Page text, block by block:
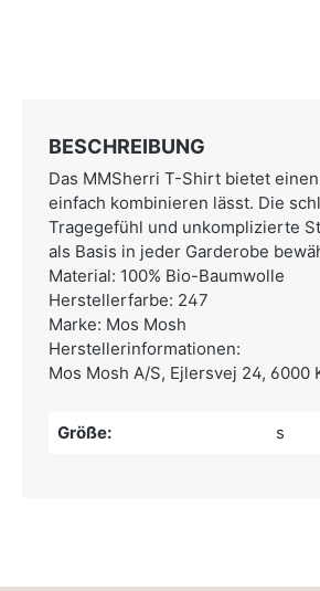
BESCHREIBUNG
Das MMSherri T-Shirt bietet
einfach kombinieren lässt. Die
Tragegefühl und unkomplizierte
als Basis in jeder Garderobe
Material: 100% Bio-Baumwolle
Herstellerfarbe: 247
Marke: Mos Mosh
Herstellerinformationen:
Mos Mosh A/S, Ejlersvej 24, 6000
Größe: s